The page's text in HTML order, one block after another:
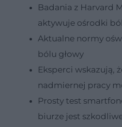
Badania z Harvard
aktywuje ośrodki
Aktualne normy
bólu głowy
Eksperci wskazują,
nadmiernej pracy
Prosty test
biurze jest